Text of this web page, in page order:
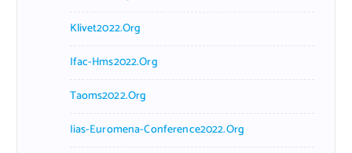
Klivet2022.org
Ifac-Hms2022.org
Taoms2022.org
Iias-Euromena-Conference2022.org